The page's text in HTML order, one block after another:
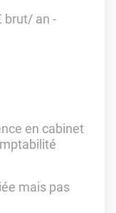
brut/ an -
en cabinet
mais pas